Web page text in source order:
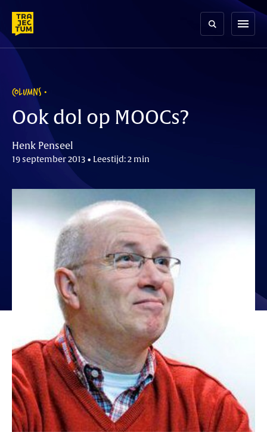
content
menu
COLUMNS
Ook dol op MOOCs?
Henk Penseel
19 september 2013 • Leestijd: 2 min